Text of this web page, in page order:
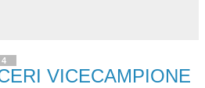
VICECAMPIONE